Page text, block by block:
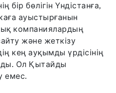
бір бөлігін Үндістанға,
ауыстырғанын
компаниялардың
және жеткізу
кең ауқымды үрдісінің
Ол Қытайды
емес.